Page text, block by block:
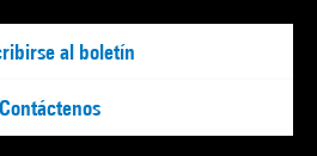
al boletín
Contáctenos